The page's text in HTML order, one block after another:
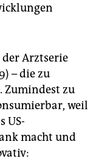
Arztserie
– die zu
Zumindest zu
weil
US-
macht und